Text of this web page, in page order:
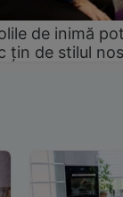
de inimă
țin de stilul